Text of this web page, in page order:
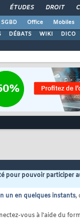
ÉTUDES DROIT
SGBD Office Mobiles
DÉBATS WIKI DICO
pour pouvoir participer
un en quelques instants,
vous à l'aide du